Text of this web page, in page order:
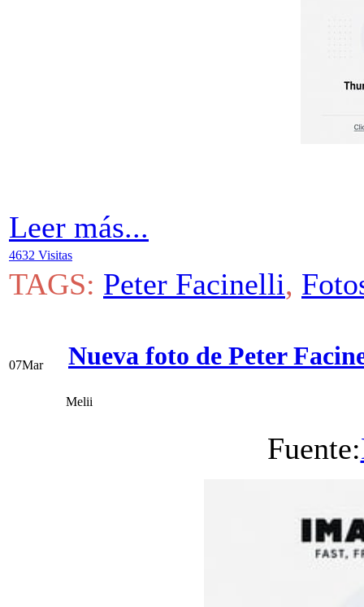
Leer más...
4632 Visitas
TAGS: Peter Facinelli,
07Mar Nueva foto de Peter
Melii
Fuente: